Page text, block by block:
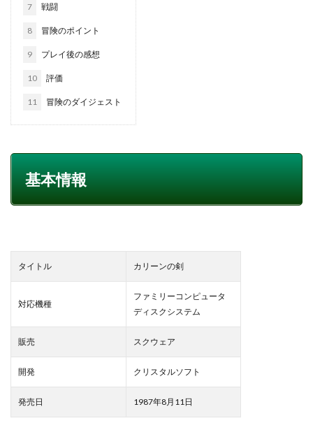
7 戦闘
8 冒険のポイント
9 プレイ後の感想
10 評価
11 冒険のダイジェスト
基本情報
タイトル カリーンの剣
対応機種
ファミリーコンピュータ
ディスクシステム
販売 スクウェア
開発 クリスタルソフト
発売日 1987年8月11日